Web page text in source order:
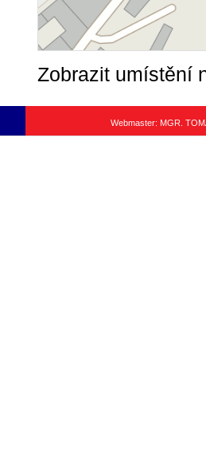
Zobrazit umístění
Webmaster: MGR.